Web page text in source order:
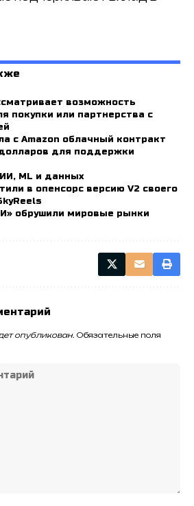
возможность
покупки или партнерства с
с Amazon облачный контракт
для поддержки
ML и данных
в опенсорс версию V2 своего
обрушили мировые рынки
опубликован. Обязательные поля